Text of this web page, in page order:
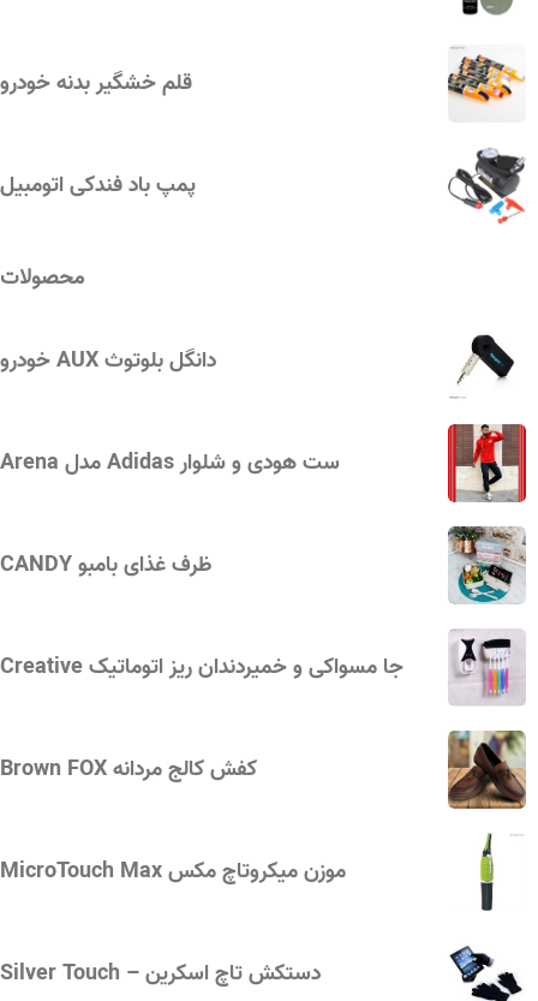
قلم خشگیر بدنه خودرو
پمپ باد فندکی اتومبیل
محصولات
دانگل بلوتوث AUX خودرو
ست هودی و شلوار Adidas مدل Arena
ظرف غذای بامبو CANDY
جا مسواکی و خمیردندان ریز اتوماتیک Creative
کفش کالج مردانه Brown FOX
موزن میکروتاچ مکس MicroTouch Max
دستکش تاچ اسکرین – Silver Touch